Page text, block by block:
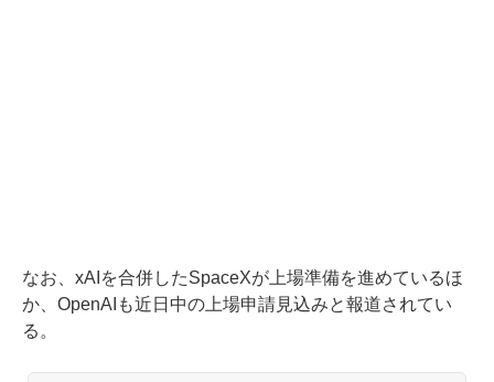
なお、xAIを合併したSpaceXが上場準備を進めているほ
か、OpenAIも近日中の上場申請見込みと報道されてい
る。